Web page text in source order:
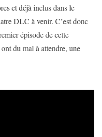
et déjà inclus dans le
DLC à venir. C’est donc
épisode de cette
du mal à attendre, une